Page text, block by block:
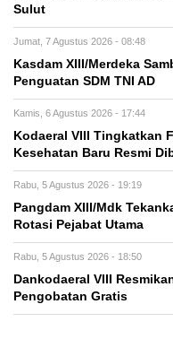
Sulut
Jumat, 7 Agustus 2026 - 08:48
Kasdam XIII/Merdeka
Penguatan SDM TNI AD
Kamis, 6 Agustus 2026 - 17:44
Kodaeral VIII Tingkatkan
Kesehatan Baru Resmi
Rabu, 5 Agustus 2026 - 19:19
Pangdam XIII/Mdk
Rotasi Pejabat Utama
Rabu, 5 Agustus 2026 - 18:50
Dankodaeral VIII
Pengobatan Gratis